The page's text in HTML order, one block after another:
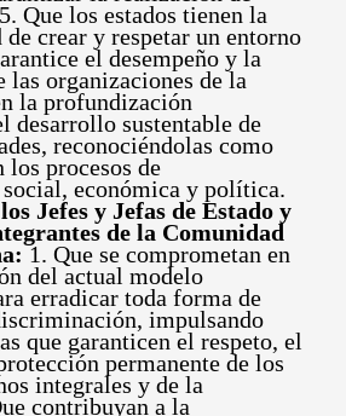
Que los estados tienen la
crear y respetar un entorno
el desempeño y la
las organizaciones de la
la profundización
desarrollo sustentable de
reconociéndolas como
los procesos de
económica y política.
Jefes y Jefas de Estado y
de la Comunidad
1. Que se comprometan en
del actual modelo
erradicar toda forma de
impulsando
que garanticen el respeto, el
permanente de los
integrales y de la
contribuyan a la